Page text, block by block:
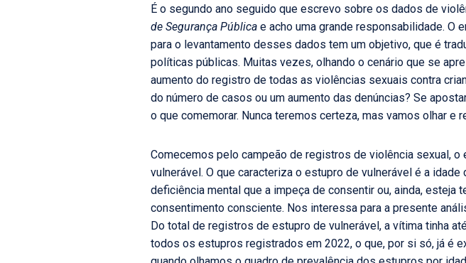
É o segundo ano seguido que escrevo sobre os dados de
de Segurança Pública e acho uma grande responsabilidade. O
para o levantamento desses dados tem um objetivo, que é
políticas públicas. Muitas vezes, olhando o cenário que se
aumento do registro de todas as violências sexuais contra
do número de casos ou um aumento das denúncias? Se
o que comemorar. Nunca teremos certeza, mas vamos olhar e
Comecemos pelo campeão de registros de violência sexual,
vulnerável. O que caracteriza o estupro de vulnerável é a
deficiência mental que a impeça de consentir ou, ainda, esteja
consentimento consciente. Nos interessa para a presente
Do total de registros de estupro de vulnerável, a vítima tinha
todos os estupros registrados em 2022, o que, por si só, já é